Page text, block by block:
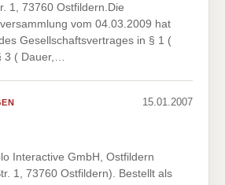
1, 73760 Ostfildern.Die
vom 04.03.2009 hat
Gesellschaftsvertrages in § 1 (
3 ( Dauer,…
15.01.2007
Interactive GmbH, Ostfildern
1, 73760 Ostfildern). Bestellt als